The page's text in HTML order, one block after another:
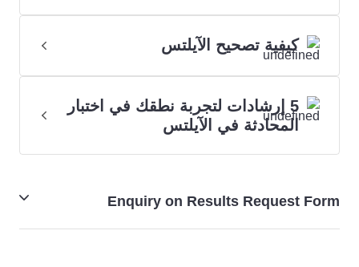
كيفية تصحيح الآيلتس
5 إرشادات لتجربة نطقك في اختبار
المحادثة في الآيلتس
Enquiry on Results Request Form